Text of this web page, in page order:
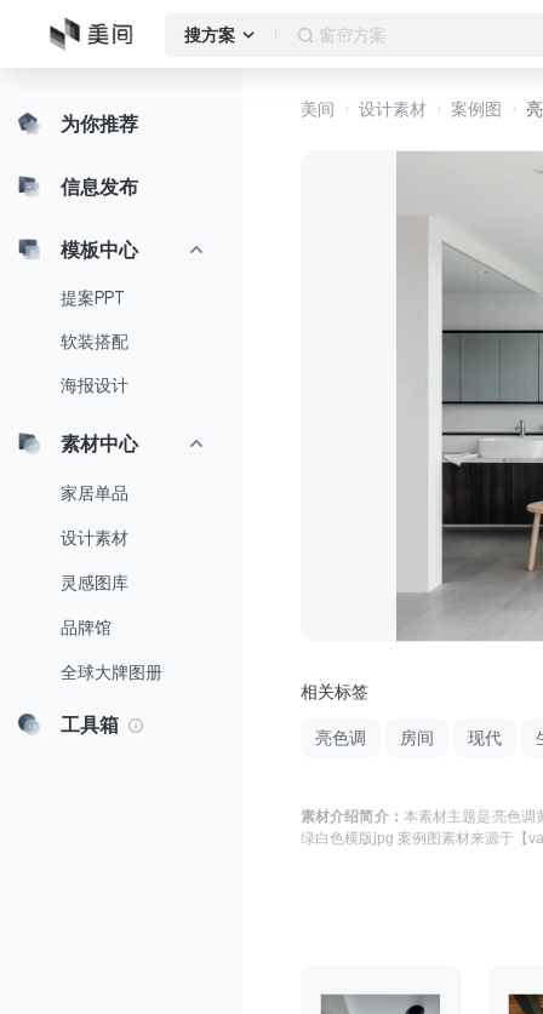
搜方案 窗帘方案
为你推荐
信息发布
模板中心
提案PPT
软装搭配
海报设计
素材中心
家居单品
设计素材
灵感图库
品牌馆
全球大牌图册
工具箱
美间 设计素材 案例图
相关标签
亮色调 房间 现代
素材介绍简介： 本素材主题是 亮色调
绿白色横版jpg 案例图 素材来源于 【